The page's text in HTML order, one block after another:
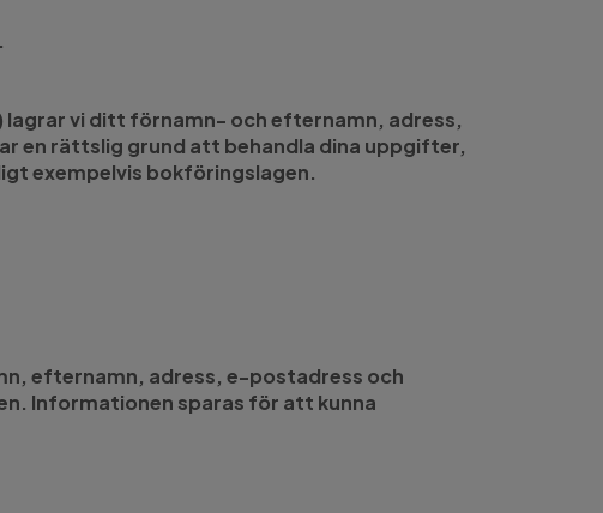
vi ditt förnamn- och efternamn, adress,
en rättslig grund att behandla dina uppgifter,
exempelvis bokföringslagen.
efternamn, adress, e-postadress och
Informationen sparas för att kunna